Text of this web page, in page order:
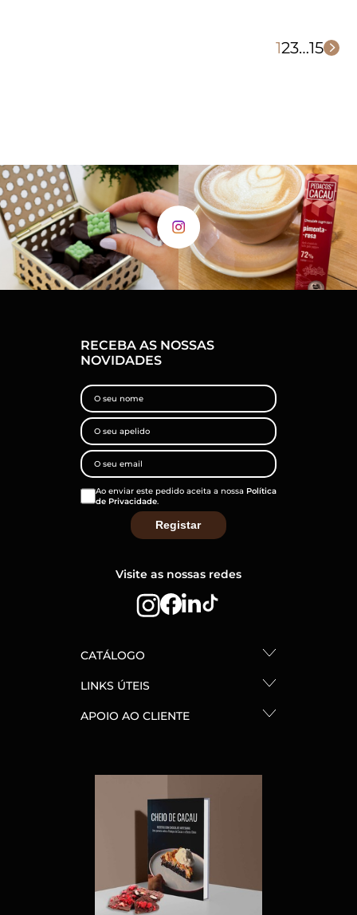
123…15
RECEBA AS NOSSAS
NOVIDADES
Ao enviar este pedido aceita a nossa Política
de Privacidade.
Visite as nossas redes
CATÁLOGO
LINKS ÚTEIS
APOIO AO CLIENTE